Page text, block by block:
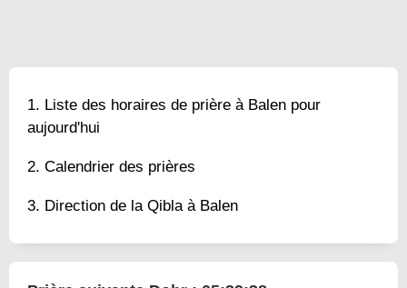
Liste des horaires de prière à Balen pour
aujourd'hui
Calendrier des prières
Direction de la Qibla à Balen